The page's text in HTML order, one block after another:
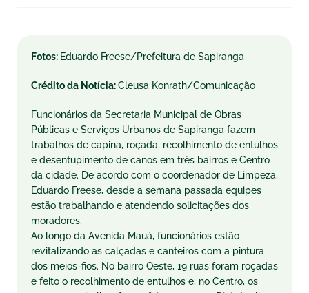
Fotos: Eduardo Freese/Prefeitura de Sapiranga
Crédito da Notícia:Cleusa Konrath/Comunicação
Funcionários da Secretaria Municipal de Obras
Públicas e Serviços Urbanos de Sapiranga fazem
trabalhos de capina, roçada, recolhimento de entulhos
e desentupimento de canos em três bairros e Centro
da cidade. De acordo com o coordenador de Limpeza,
Eduardo Freese, desde a semana passada equipes
estão trabalhando e atendendo solicitações dos
moradores.
Ao longo da Avenida Mauá, funcionários estão
revitalizando as calçadas e canteiros com a pintura
dos meios-fios. No bairro Oeste, 19 ruas foram roçadas
e feito o recolhimento de entulhos e, no Centro, os